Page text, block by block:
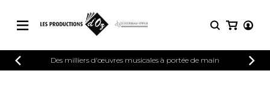
CATALOGUE CONNEXION
Des milliers d'œuvres musicales à portée de main